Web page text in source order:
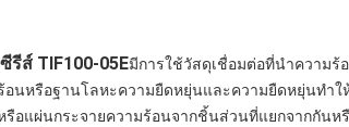
ซีรีส์ TIF100-05Eมีการใช้วัสดุเชื่อมต่อที่นำความร้
อนหรือฐานโลหะความยืดหยุ่นและความยืดหยุ่นทำใ
รือแผ่นกระจายความร้อนจากชิ้นส่วนที่แยกจากกันห